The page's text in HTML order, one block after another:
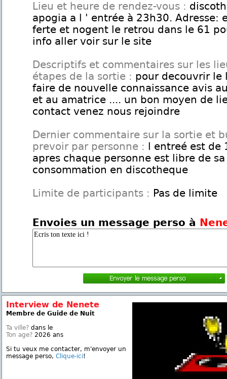
Lieu et heure de rendez-vous :
apogia a l ' entrée à 23h30. Adresse:
ferte et nogent le retrou dans le 61
info aller voir sur le site
Descriptifs et commentaires sur les
étapes de la sortie : pour decouvrir le
faire de nouvelle connaissance avis
et au amatrice .... un bon moyen de
contact venez nous rejoindre
Dernier commentaire sur la sortie et
prevoir par personne : l entreé est de
apres chaque personne est libre de sa
consommation en discotheque
Limite de participants : Pas de limite
Envoies un message perso à
Interview de Nenete
Membre de Guide de Nuit
Ta ville? dans le
Ton age? 2026 ans
Si tu veux me contacter, m'envoyer un
message perso, Clique-ici!